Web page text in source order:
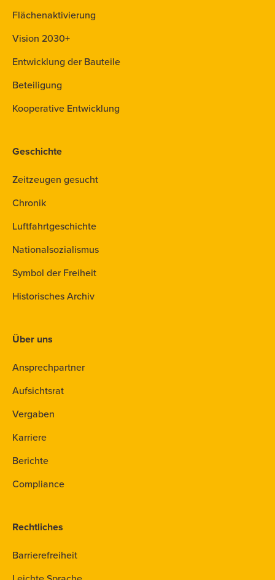
Flächenaktivierung
Vision 2030+
Entwicklung der Bauteile
Beteiligung
Kooperative Entwicklung
Geschichte
Zeitzeugen gesucht
Chronik
Luftfahrtgeschichte
Nationalsozialismus
Symbol der Freiheit
Historisches Archiv
Über uns
Ansprechpartner
Aufsichtsrat
Vergaben
Karriere
Berichte
Compliance
Rechtliches
Barrierefreiheit